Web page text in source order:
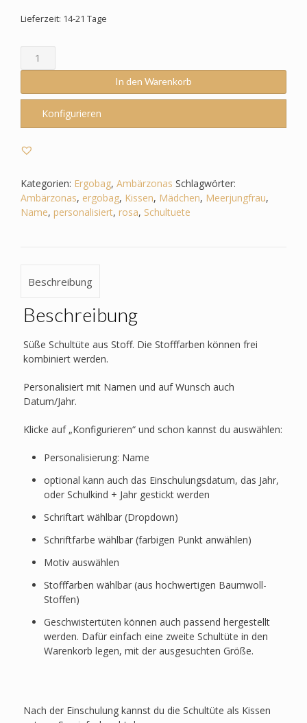
Lieferzeit: 14-21 Tage
Schultüte
passend
Ergobag
Ambärzonas
Meerjungfrau
In den Warenkorb
Konfigurieren
Kategorien: Ergobag, Ambärzonas Schlagwörter:
Ambärzonas, ergobag, Kissen, Mädchen, Meerjungfrau,
Name, personalisiert, rosa, Schultuete
Beschreibung
Beschreibung
Süße Schultüte aus Stoff. Die Stofffarben können frei
kombiniert werden.
Personalisiert mit Namen und auf Wunsch auch
Datum/Jahr.
Klicke auf „Konfigurieren“ und schon kannst du auswählen:
Personalisierung: Name
optional kann auch das Einschulungsdatum, das Jahr,
oder Schulkind + Jahr gestickt werden
Schriftart wählbar (Dropdown)
Schriftfarbe wählbar (farbigen Punkt anwählen)
Motiv auswählen
Stofffarben wählbar (aus hochwertigen Baumwoll-
Stoffen)
Geschwistertüten können auch passend hergestellt
werden. Dafür einfach eine zweite Schultüte in den
Warenkorb legen, mit der ausgesuchten Größe.
Nach der Einschulung kannst du die Schultüte als Kissen